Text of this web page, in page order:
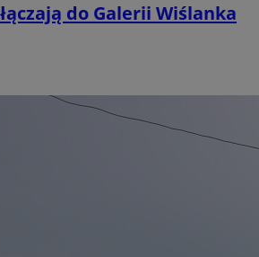
do Galerii Wiślanka